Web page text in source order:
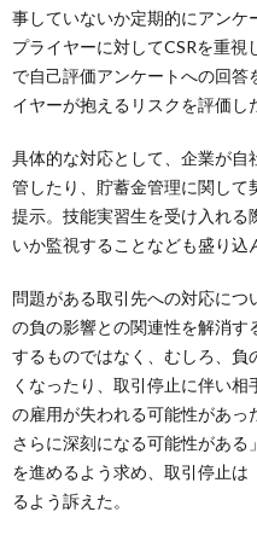
事していないか定期的にアン
プライヤーに対してCSRを重
で自己評価アンケートへの回答
イヤーが抱えるリスクを評価し
具体的な対応として、企業が自
管したり、貯蓄金管理に関して
提示。技能実習生を受け入れる
いか監視することなども盛り込
問題がある取引先への対応に
の負の影響との関連性を解消す
するものではなく、むしろ、負
くなったり、取引停止に伴い
の雇用が失われる可能性があ
さらに深刻になる可能性があ
を進めるよう求め、取引停止
るよう訴えた。